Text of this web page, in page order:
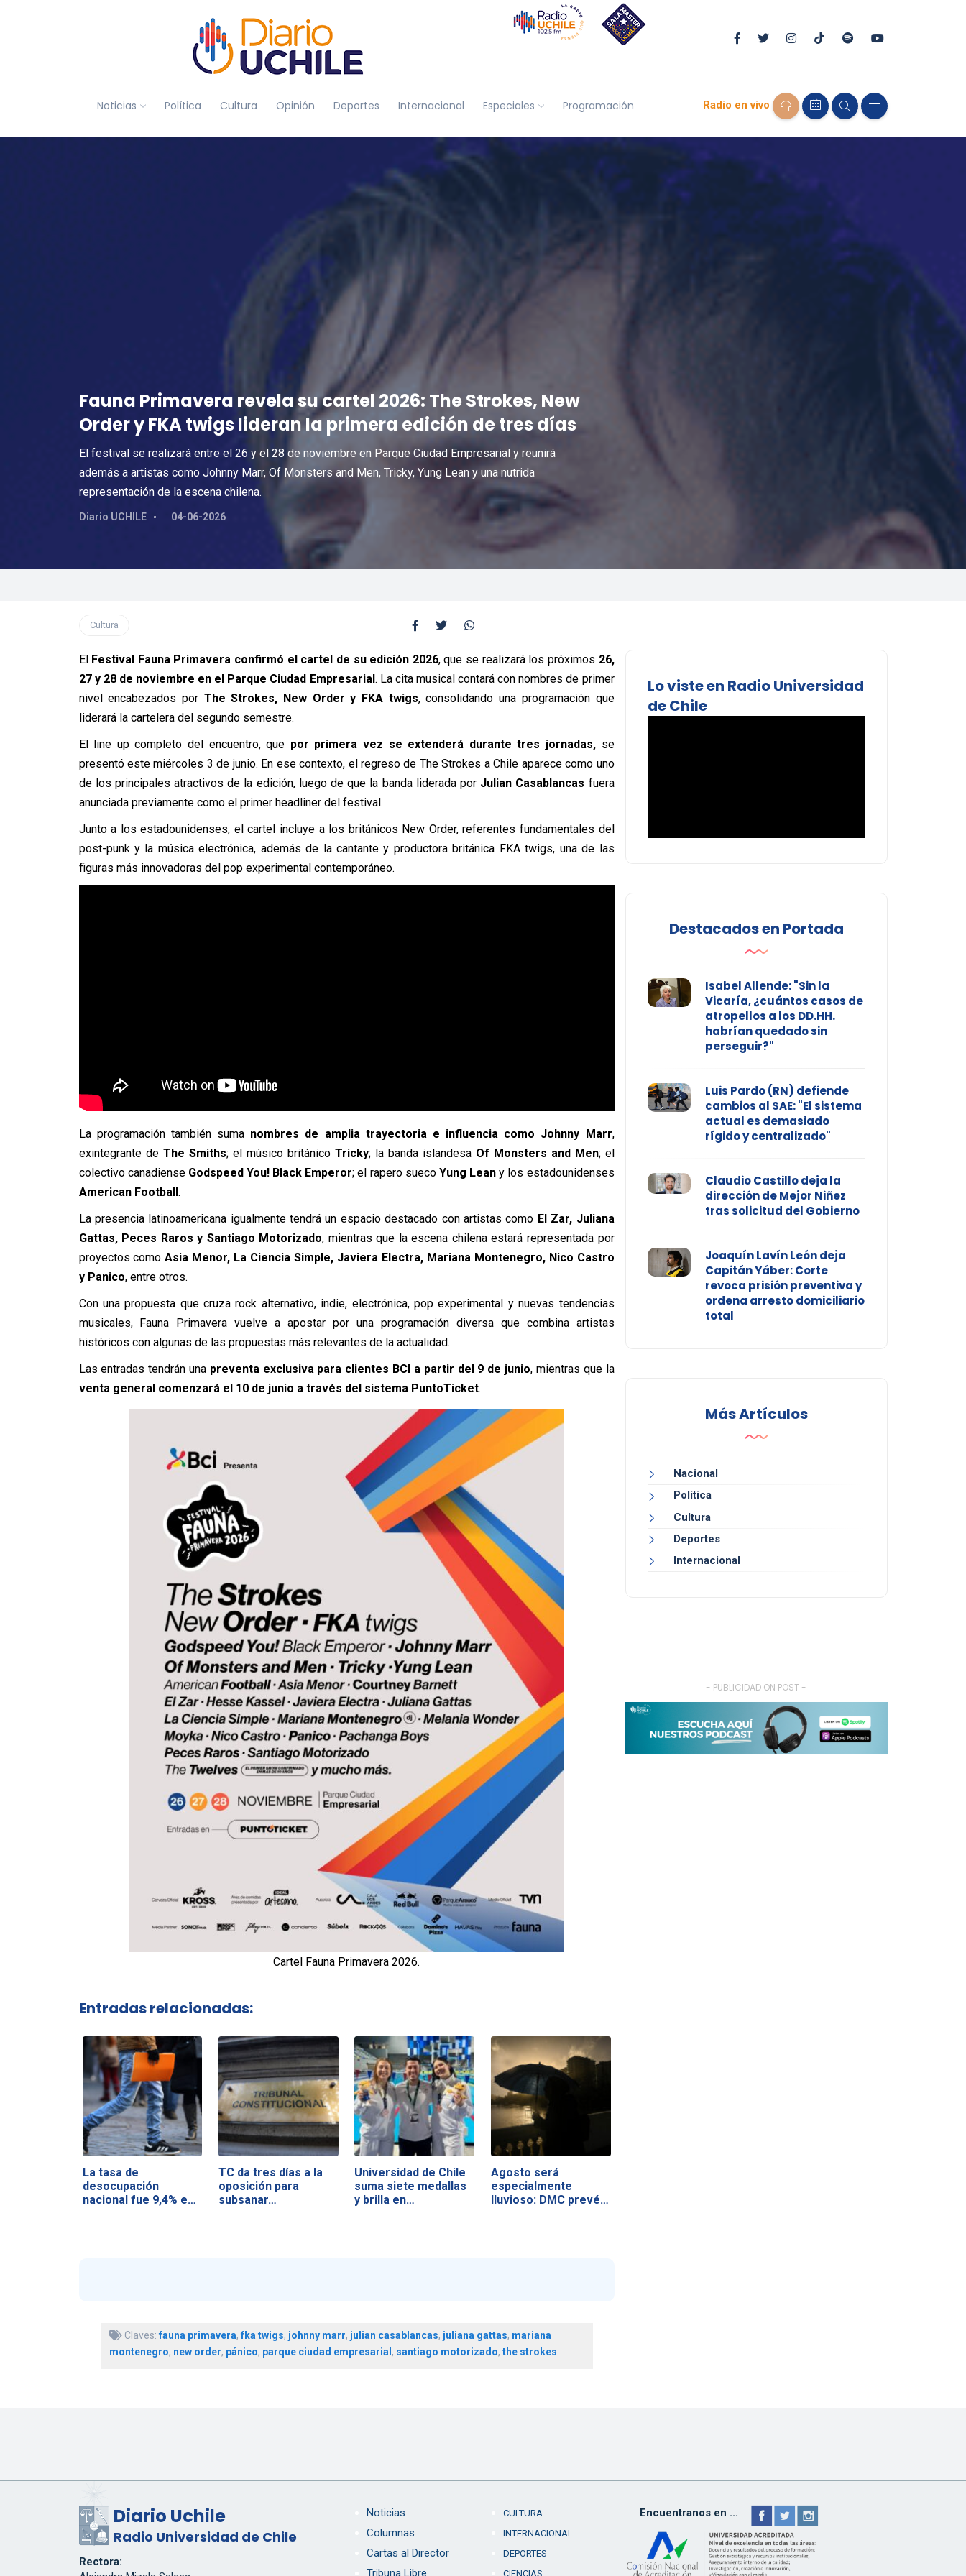
Noticias Política Cultura Opinión Deportes Internacional Especiales Programación Radio en vivo
Fauna Primavera revela su cartel 2026: The Strokes, New
Order y FKA twigs lideran la primera edición de tres días
El festival se realizará entre el 26 y el 28 de noviembre en Parque Ciudad Empresarial y reunirá
además a artistas como Johnny Marr, Of Monsters and Men, Tricky, Yung Lean y una nutrida
representación de la escena chilena.
Diario UCHILE 04-06-2026
Cultura
El Festival Fauna Primavera confirmó el cartel de su edición 2026, que se realizará los próximos 26,
27 y 28 de noviembre en el Parque Ciudad Empresarial. La cita musical contará con nombres de primer
nivel encabezados por The Strokes, New Order y FKA twigs, consolidando una programación que
liderará la cartelera del segundo semestre.
El line up completo del encuentro, que por primera vez se extenderá durante tres jornadas,se
presentó este miércoles 3 de junio. En ese contexto, el regreso de The Strokes a Chile aparece como uno
de los principales atractivos de la edición, luego de que la banda liderada por Julian Casablancas fuera
anunciada previamente como el primer headliner del festival.
Junto a los estadounidenses, el cartel incluye a los británicos New Order, referentes fundamentales del
post-punk y la música electrónica, además de la cantante y productora británica FKA twigs, una de las
figuras más innovadoras del pop experimental contemporáneo.
La programación también suma nombres de amplia trayectoria e influencia como Johnny Marr,
exintegrante de The Smiths; el músico británico Tricky; la banda islandesa Of Monsters and Men; el
colectivo canadiense Godspeed You! Black Emperor; el rapero sueco Yung Lean y los estadounidenses
American Football.
La presencia latinoamericana igualmente tendrá un espacio destacado con artistas como El Zar, Juliana
Gattas, Peces Raros y Santiago Motorizado, mientras que la escena chilena estará representada por
proyectos comoAsia Menor, La Ciencia Simple, Javiera Electra, Mariana Montenegro, Nico Castro
y Panico, entre otros.
Con una propuesta que cruza rock alternativo, indie, electrónica, pop experimental y nuevas tendencias
musicales, Fauna Primavera vuelve a apostar por una programación diversa que combina artistas
históricos con algunas de las propuestas más relevantes de la actualidad.
Las entradas tendrán una preventa exclusiva para clientes BCI a partir del 9 de junio, mientras que la
venta general comenzará el 10 de junio a través del sistema PuntoTicket.
Cartel Fauna Primavera 2026.
Entradas relacionadas:
La tasa de
desocupación
nacional fue 9,4% en
TC da tres días a la
oposición para
subsanar…
Universidad de Chile
suma siete medallas
y brilla en…
Agosto será
especialmente
lluvioso: DMC prevé…
Claves:fauna primavera,fka twigs, johnny marr, julian casablancas, juliana gattas, mariana
montenegro, new order, pánico, parque ciudad empresarial , santiago motorizado, the strokes
Lo viste en Radio Universidad
de Chile
Destacados en Portada
Isabel Allende: "Sin la
Vicaría, ¿cuántos casos de
atropellos a los DD.HH.
habrían quedado sin
perseguir?"
Luis Pardo (RN) defiende
cambios al SAE: "El sistema
actual es demasiado
rígido y centralizado"
Claudio Castillo deja la
dirección de Mejor Niñez
tras solicitud del Gobierno
Joaquín Lavín León deja
Capitán Yáber: Corte
revoca prisión preventiva y
ordena arresto domiciliario
total
Más Artículos
Nacional
Política
Cultura
Deportes
Internacional
- PUBLICIDAD ON POST -
Diario Uchile
Radio Universidad de Chile
Rectora:
Noticias
Columnas
Cartas al Director
Tribuna Libre
CULTURA
INTERNACIONAL
DEPORTES
CIENCIAS
Encuentranos en ...